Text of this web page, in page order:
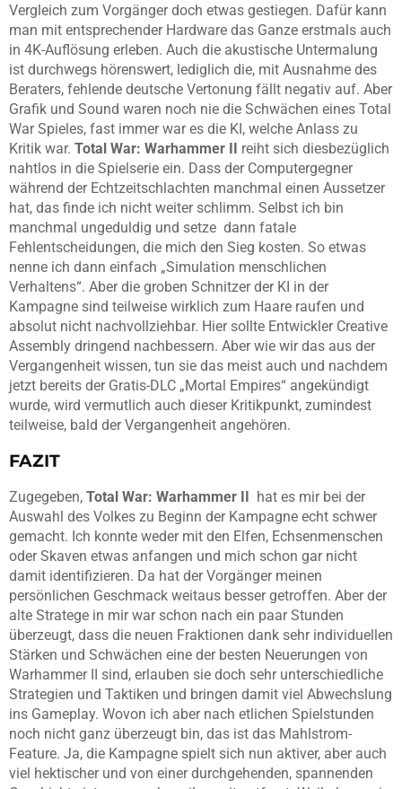
Vergleich zum Vorgänger doch etwas gestiegen. Dafür kann
man mit entsprechender Hardware das Ganze erstmals auch
in 4K-Auflösung erleben. Auch die akustische Untermalung
ist durchwegs hörenswert, lediglich die, mit Ausnahme des
Beraters, fehlende deutsche Vertonung fällt negativ auf. Aber
Grafik und Sound waren noch nie die Schwächen eines Total
War Spieles, fast immer war es die KI, welche Anlass zu
Kritik war. Total War: Warhammer II reiht sich diesbezüglich
nahtlos in die Spielserie ein. Dass der Computergegner
während der Echtzeitschlachten manchmal einen Aussetzer
hat, das finde ich nicht weiter schlimm. Selbst ich bin
manchmal ungeduldig und setze dann fatale
Fehlentscheidungen, die mich den Sieg kosten. So etwas
nenne ich dann einfach „Simulation menschlichen
Verhaltens“. Aber die groben Schnitzer der KI in der
Kampagne sind teilweise wirklich zum Haare raufen und
absolut nicht nachvollziehbar. Hier sollte Entwickler Creative
Assembly dringend nachbessern. Aber wie wir das aus der
Vergangenheit wissen, tun sie das meist auch und nachdem
jetzt bereits der Gratis-DLC „Mortal Empires“ angekündigt
wurde, wird vermutlich auch dieser Kritikpunkt, zumindest
teilweise, bald der Vergangenheit angehören.
FAZIT
Zugegeben, Total War: Warhammer II hat es mir bei der
Auswahl des Volkes zu Beginn der Kampagne echt schwer
gemacht. Ich konnte weder mit den Elfen, Echsenmenschen
oder Skaven etwas anfangen und mich schon gar nicht
damit identifizieren. Da hat der Vorgänger meinen
persönlichen Geschmack weitaus besser getroffen. Aber der
alte Stratege in mir war schon nach ein paar Stunden
überzeugt, dass die neuen Fraktionen dank sehr individuellen
Stärken und Schwächen eine der besten Neuerungen von
Warhammer II sind, erlauben sie doch sehr unterschiedliche
Strategien und Taktiken und bringen damit viel Abwechslung
ins Gameplay. Wovon ich aber nach etlichen Spielstunden
noch nicht ganz überzeugt bin, das ist das Mahlstrom-
Feature. Ja, die Kampagne spielt sich nun aktiver, aber auch
viel hektischer und von einer durchgehenden, spannenden